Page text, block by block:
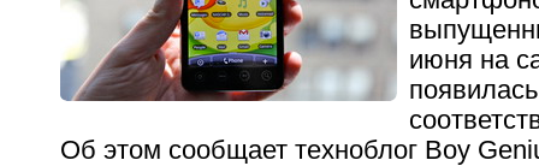
июня на
появилась
Об этом сообщает техноблог Boy